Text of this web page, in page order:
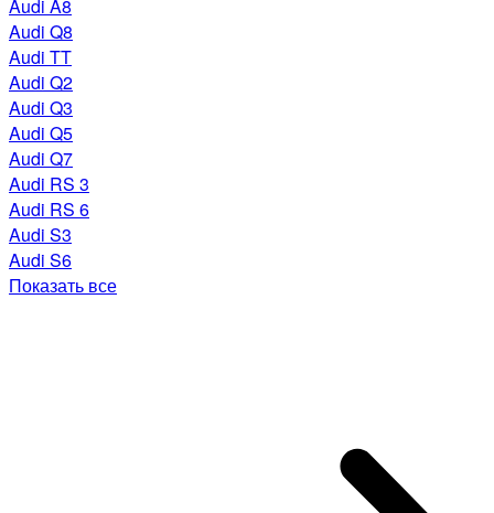
Audi A8
Audi Q8
Audi TT
Audi Q2
Audi Q3
Audi Q5
Audi Q7
Audi RS 3
Audi RS 6
Audi S3
Audi S6
Показать все